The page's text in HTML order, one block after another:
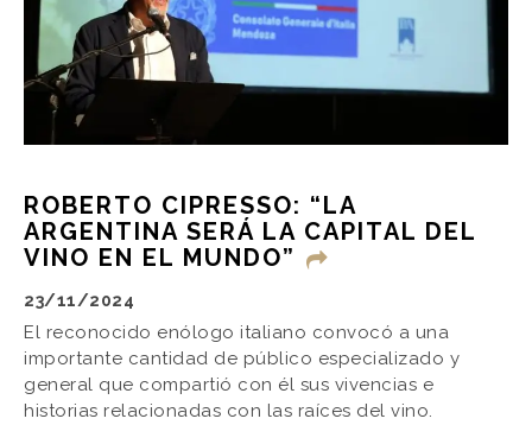
ROBERTO CIPRESSO: “LA
ARGENTINA SERÁ LA CAPITAL DEL
VINO EN EL MUNDO”
23/11/2024
El reconocido enólogo italiano convocó a una
importante cantidad de público especializado y
general que compartió con él sus vivencias e
historias relacionadas con las raíces del vino.